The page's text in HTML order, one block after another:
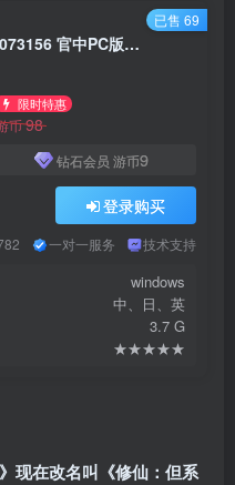
修仙：但系统让我种田 Build 19073156 官中PC版 乱世桃源记 Immortal Farmer
限时特惠
币98
钻石会员 游币9
登录购买
一对一服务 技术支持
windows
中、日、英
3.7 G
★★★★★
已售 69
现在改名叫《修仙：但系